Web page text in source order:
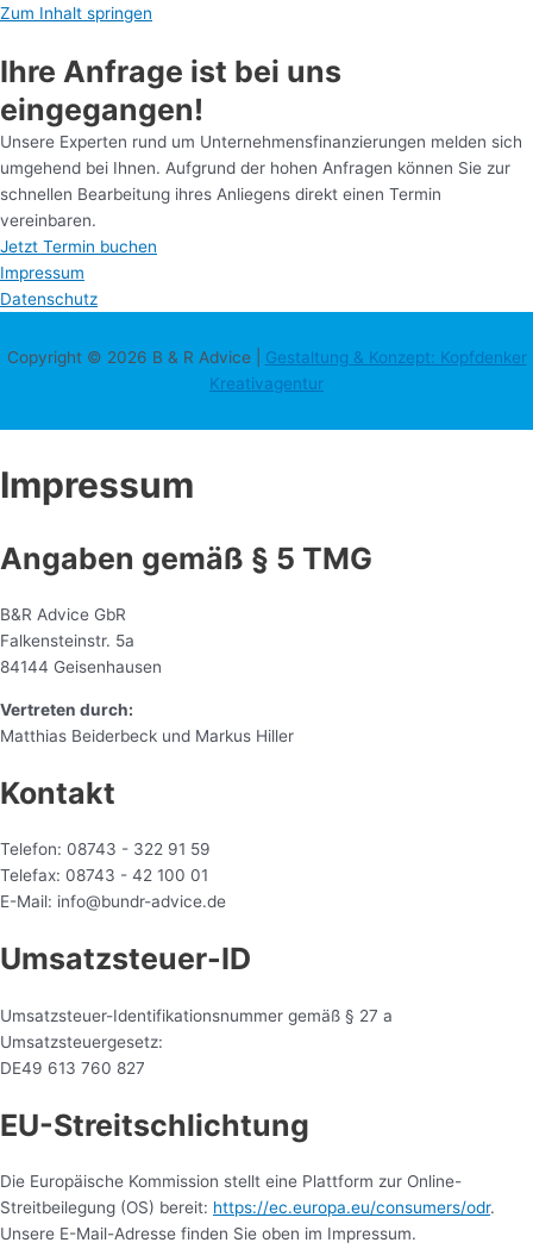
Zum Inhalt springen
Ihre Anfrage ist bei uns
eingegangen!
Unsere Experten rund um Unternehmensfinanzierungen melden sich
umgehend bei Ihnen. Aufgrund der hohen Anfragen können Sie zur
schnellen Bearbeitung ihres Anliegens direkt einen Termin
vereinbaren.
Jetzt Termin buchen
Impressum
Datenschutz
Copyright © 2026 B & R Advice
Gestaltung & Konzept: Kopfdenker
Kreativagentur
Impressum
Angaben gemäß § 5 TMG
B&R Advice GbR
Falkensteinstr. 5a
84144 Geisenhausen
Vertreten durch:
Matthias Beiderbeck und Markus Hiller
Kontakt
Telefon: 08743 - 322 91 59
Telefax: 08743 - 42 100 01
E-Mail: info@bundr-advice.de
Umsatzsteuer-ID
Umsatzsteuer-Identifikationsnummer gemäß § 27 a
Umsatzsteuergesetz:
DE49 613 760 827
EU-Streitschlichtung
Die Europäische Kommission stellt eine Plattform zur Online-
Streitbeilegung (OS) bereit: https://ec.europa.eu/consumers/odr.
Unsere E-Mail-Adresse finden Sie oben im Impressum.